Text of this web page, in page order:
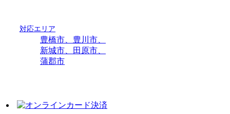
対応エリア
豊橋市、豊川市、
新城市、田原市、
蒲郡市